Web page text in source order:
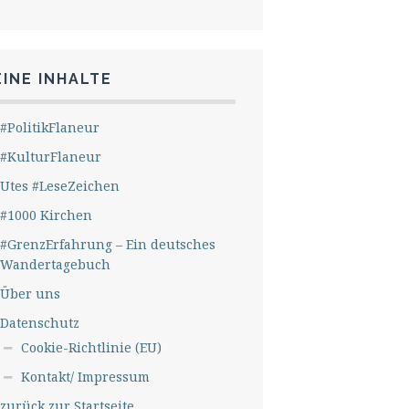
INHALTE
#PolitikFlaneur
#KulturFlaneur
Utes #LeseZeichen
#1000 Kirchen
#GrenzErfahrung – Ein deutsches
Wandertagebuch
Über uns
Datenschutz
Cookie-Richtlinie (EU)
Kontakt/ Impressum